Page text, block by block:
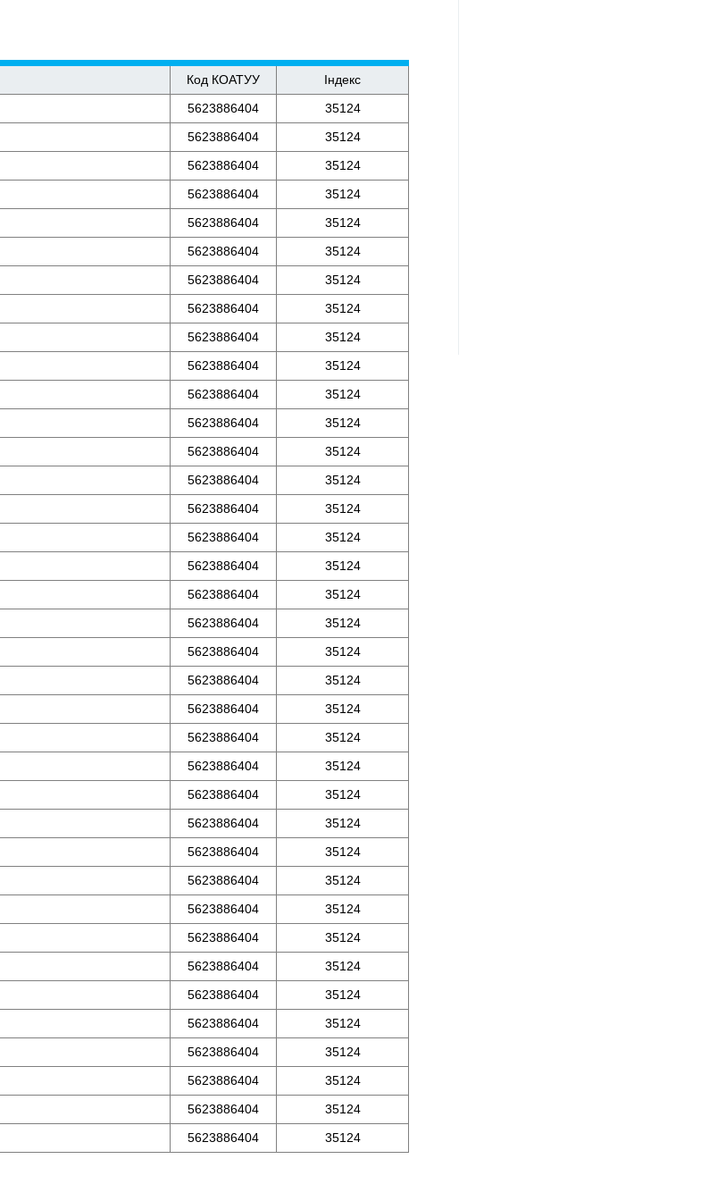
Код КОАТУУ
Індекс
5623886404
35124
5623886404
35124
5623886404
35124
5623886404
35124
5623886404
35124
5623886404
35124
5623886404
35124
5623886404
35124
5623886404
35124
5623886404
35124
5623886404
35124
5623886404
35124
5623886404
35124
5623886404
35124
5623886404
35124
5623886404
35124
5623886404
35124
5623886404
35124
5623886404
35124
5623886404
35124
5623886404
35124
5623886404
35124
5623886404
35124
5623886404
35124
5623886404
35124
5623886404
35124
5623886404
35124
5623886404
35124
5623886404
35124
5623886404
35124
5623886404
35124
5623886404
35124
5623886404
35124
5623886404
35124
5623886404
35124
5623886404
35124
5623886404 35124